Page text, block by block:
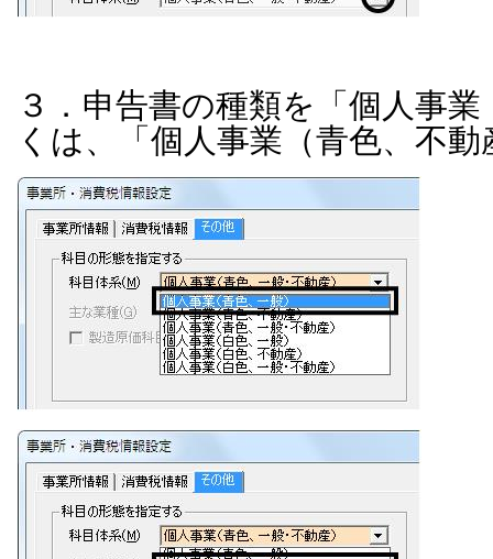
３．申告書の種類を「個人事
くは、「個人事業（青色、不